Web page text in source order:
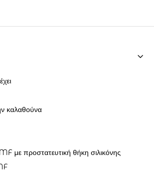
καλαθούνα
με προστατευτική θήκη σιλικόνης